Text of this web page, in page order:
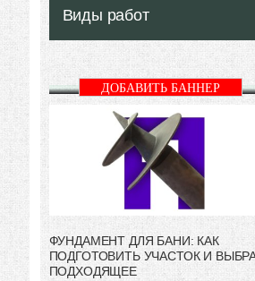
Виды работ
ДОБАВИТЬ БАННЕР
ФУНДАМЕНТ ДЛЯ БАНИ: КАК
ПОДГОТОВИТЬ УЧАСТОК И
ПОДХОДЯЩЕЕ